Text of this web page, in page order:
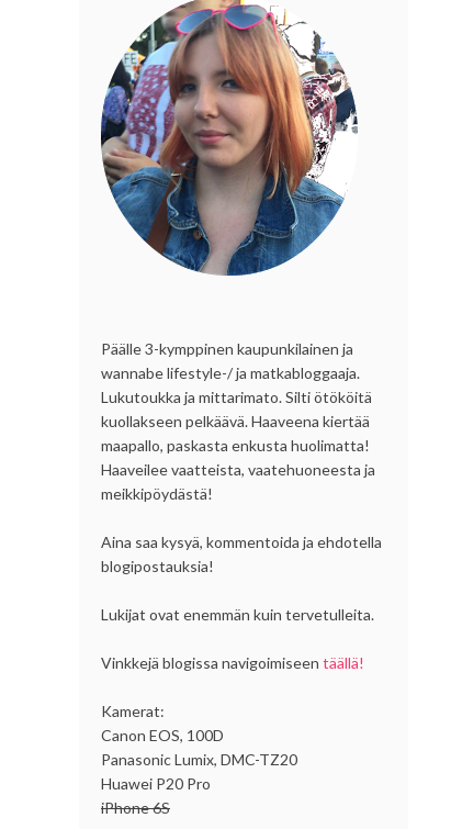
Päälle 3-kymppinen kaupunkilainen ja
wannabe lifestyle-/ ja matkabloggaaja.
Lukutoukka ja mittarimato. Silti ötököitä
kuollakseen pelkäävä. Haaveena kiertää
maapallo, paskasta enkusta huolimatta!
Haaveilee vaatteista, vaatehuoneesta ja
meikkipöydästä!
Aina saa kysyä, kommentoida ja ehdotella
blogipostauksia!
Lukijat ovat enemmän kuin tervetulleita.
Vinkkejä blogissa navigoimiseen täällä!
Kamerat:
Canon EOS, 100D
Panasonic Lumix, DMC-TZ20
Huawei P20 Pro
iPhone 6S